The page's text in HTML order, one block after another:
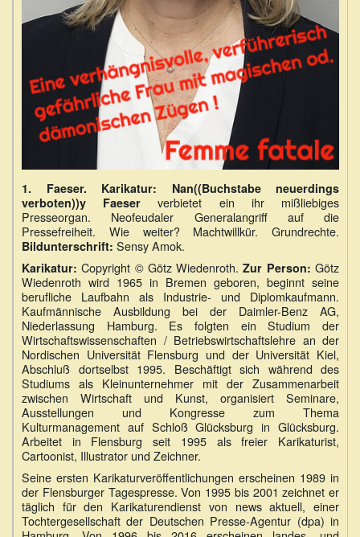
1. Faeser.
Karikatur: Nan((Buchstabe neuerdings
verboten))y Faeser verbietet ein ihr mißliebiges
Presseorgan. Neofeudaler Generalangriff auf die
Pressefreiheit. Wie weiter? Machtwillkür. Grundrechte.
Bildunterschrift: Sensy Amok.
Karikatur: Copyright ©️ Götz Wiedenroth.Zur Person:Götz
Wiedenroth wird 1965 in Bremen geboren, beginnt seine
berufliche Laufbahn als Industrie- und Diplomkaufmann.
Kaufmännische Ausbildung bei der Daimler-Benz AG,
Niederlassung Hamburg. Es folgten ein Studium der
Wirtschaftswissenschaften / Betriebswirtschaftslehre an der
Nordischen Universität Flensburg und der Universität Kiel,
Abschluß dortselbst 1995. Beschäftigt sich während des
Studiums als Kleinunternehmer mit der Zusammenarbeit
zwischen Wirtschaft und Kunst, organisiert Seminare,
Ausstellungen und Kongresse zum Thema
Kulturmanagement auf Schloß Glücksburg in Glücksburg.
Arbeitet in Flensburg seit 1995 als freier Karikaturist,
Cartoonist, Illustrator und Zeichner.
Seine ersten Karikaturveröffentlichungen erscheinen 1989 in
der Flensburger Tagespresse. Von 1995 bis 2001 zeichnet er
täglich für den Karikaturendienst von news aktuell, einer
Tochtergesellschaft der Deutschen Presse-Agentur (dpa) in